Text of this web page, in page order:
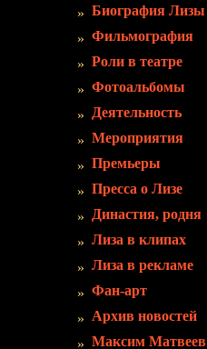
Биография Лизы
Фильмография
Роли в театре
Фотоальбомы
Деятельность
Мероприятия
Премьеры
Пресса о Лизе
Династия, родня
Лиза в клипах
Лиза в рекламе
Фан-арт
Архив новостей
Максим Матвеев